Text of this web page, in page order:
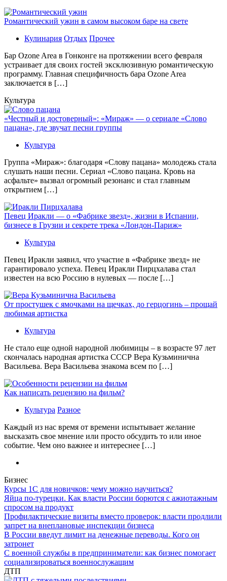
Романтический ужин в самом высоком баре на свете
Кулинария Отдых Прочее
Бaр Ozone Area в Гонконге на протяжении всего февраля
устраивает для своих гостей эксклюзивную романтическую
программу. Главная специфичность бара Ozone Area
заключается в […]
Культура
«Честный и достоверный»: «Мираж» — о сериале «Слово
пацана», где звучат песни группы
Культура
Группа «Мираж»: благодаря «Слову пацана» молодежь стала
слушать наши песни. Сериал «Слово пацана. Кровь на
асфальте» вызвал огромный резонанс и стал главным
открытием […]
Певец Иракли — о «Фабрике звезд», жизни в Испании,
бизнесе в Грузии и секрете трека «Лондон-Париж»
Культура
Певец Иракли заявил, что участие в «Фабрике звезд» не
гарантировало успеха. Певец Иракли Пирцхалава стал
известен на всю Россию в нулевых — после […]
От простушек с ямочками на щечках, до герцогинь – прощай
любимая артистка
Культура
Не стало еще одной народной любимицы – в возрасте 97 лет
скончалась народная артистка СССР Вера Кузьминична
Васильева. Вера Васильева знакома всем по […]
Как написать рецензию на фильм?
Культура Разное
Каждый из нас время от времени испытывает желание
высказать свое мнение или просто обсудить то или иное
событие. Чем оно важнее и интереснее […]
Бизнес
Курсы 1С для новичков: чему можно научиться?
Яйца по-турецки. Как власти России борются с ажиотажным
спросом на продукт
Профилактические визиты вместо проверок: власти продлили
запрет на внеплановые инспекции бизнеса
В России введут лимит на денежные переводы. Кого он
затронет
С военной службы в предприниматели: как бизнес помогает
социализироваться военнослужащим
ДТП